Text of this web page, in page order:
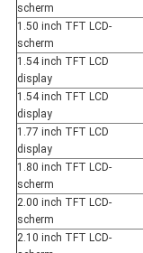
scherm
1.50 inch TFT LCD-
scherm
1.54 inch TFT LCD
display
1.54 inch TFT LCD
display
1.77 inch TFT LCD
display
1.80 inch TFT LCD-
scherm
2.00 inch TFT LCD-
scherm
2.10 inch TFT LCD-